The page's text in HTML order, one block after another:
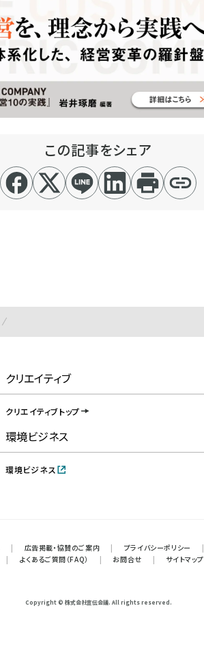
この記事をシェア
クリエイティブ
クリエイティブトップ
環境ビジネス
環境ビジネス
| 広告掲載・協賛のご案内 | プライバシーポリシー |
| よくあるご質問（FAQ） | お問合せ | サイトマップ
Copyright © 株式会社宣伝会議. All rights reserved.